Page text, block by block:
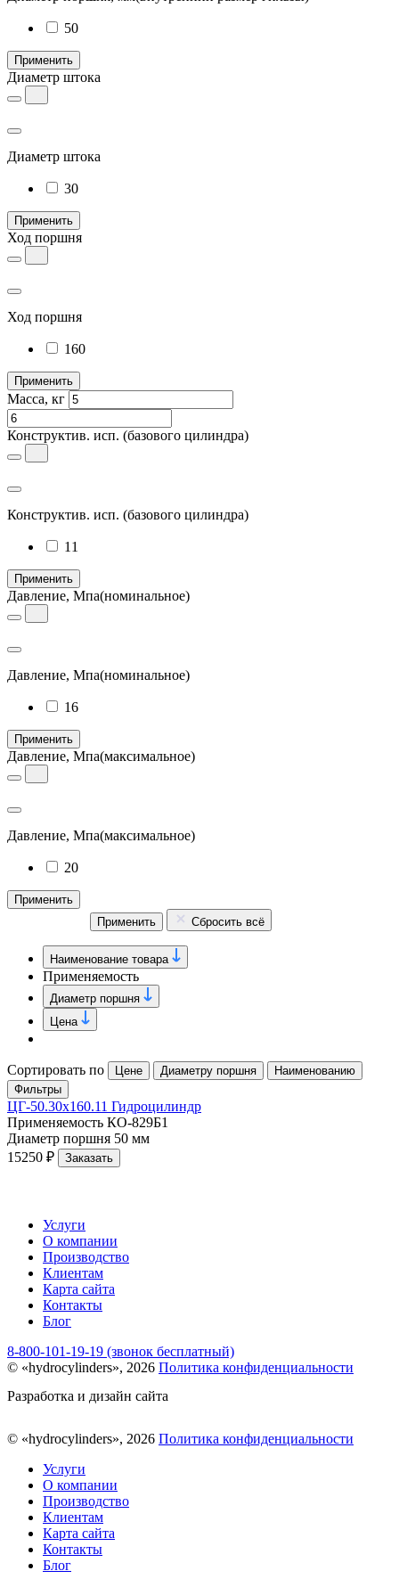
50
Применить
Диаметр штока
Диаметр штока
30
Применить
Ход поршня
Ход поршня
160
Применить
Масса, кг
Конструктив. исп. (базового цилиндра)
Конструктив. исп. (базового цилиндра)
11
Применить
Давление, Мпа(номинальное)
Давление, Мпа(номинальное)
16
Применить
Давление, Мпа(максимальное)
Давление, Мпа(максимальное)
20
Применить
Применить
Сбросить всё
Наименование товара
Применяемость
Диаметр поршня
Цена
Сортировать по Цене Диаметру поршня
Наименованию
Фильтры
ЦГ-50.30х160.11 Гидроцилиндр
Применяемость КО-829Б1
Диаметр поршня 50 мм
15250 ₽
Заказать
Услуги
О компании
Производство
Клиентам
Карта сайта
Контакты
Блог
8-800-101-19-19 (звонок бесплатный)
© «hydrocylinders», 2026 Политика конфиденциальности
Разработка и дизайн сайта
© «hydrocylinders», 2026 Политика конфиденциальности
Услуги
О компании
Производство
Клиентам
Карта сайта
Контакты
Блог